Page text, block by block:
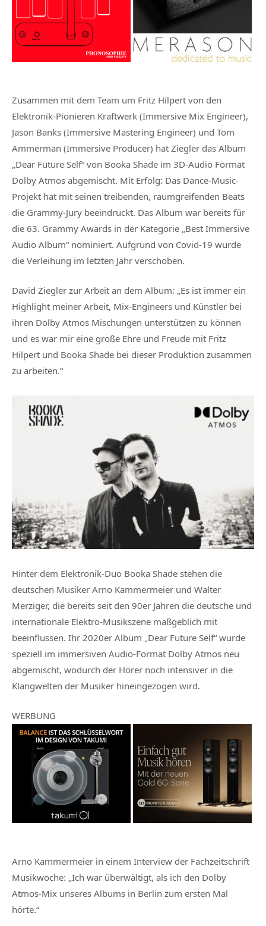
Zusammen mit dem Team um Fritz Hilpert von den
Elektronik-Pionieren Kraftwerk (Immersive Mix Engineer),
Jason Banks (Immersive Mastering Engineer) und Tom
Ammerman (Immersive Producer) hat Ziegler das Album
„Dear Future Self“ von Booka Shade im 3D-Audio Format
Dolby Atmos abgemischt. Mit Erfolg: Das Dance-Music-
Projekt hat mit seinen treibenden, raumgreifenden Beats
die Grammy-Jury beeindruckt. Das Album war bereits für
die 63. Grammy Awards in der Kategorie „Best Immersive
Audio Album“ nominiert. Aufgrund von Covid-19 wurde
die Verleihung im letzten Jahr verschoben.
David Ziegler zur Arbeit an dem Album: „Es ist immer ein
Highlight meiner Arbeit, Mix-Engineers und Künstler bei
ihren Dolby Atmos Mischungen unterstützen zu können
und es war mir eine große Ehre und Freude mit Fritz
Hilpert und Booka Shade bei dieser Produktion zusammen
zu arbeiten.“
Hinter dem Elektronik-Duo Booka Shade stehen die
deutschen Musiker Arno Kammermeier und Walter
Merziger, die bereits seit den 90er Jahren die deutsche und
internationale Elektro-Musikszene maßgeblich mit
beeinflussen. Ihr 2020er Album „Dear Future Self“ wurde
speziell im immersiven Audio-Format Dolby Atmos neu
abgemischt, wodurch der Hörer noch intensiver in die
Klangwelten der Musiker hineingezogen wird.
WERBUNG
Arno Kammermeier in einem Interview der Fachzeitschrift
Musikwoche: „Ich war überwältigt, als ich den Dolby
Atmos-Mix unseres Albums in Berlin zum ersten Mal
hörte.“